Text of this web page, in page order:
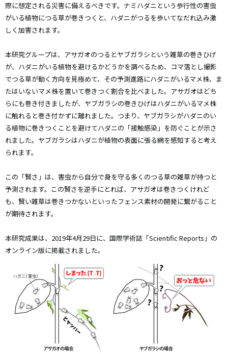
際に想定される災害に備えるべきです。ナミハダニという歩行性の害虫
がいる植物につる草が巻きつくと、ハダニがつるを歩いてなだれ込み激
しく加害されます。
本研究グループは、アサガオのつるとヤブガラシという雑草の巻きひげ
が、ハダニがいる植物を避けるかどうかを調べるため、コマ落とし撮影
でつる草が動く方向を見極めて、その予測進路にハダニがいるマメ株、ま
たはいないマメ株を置いて巻きつく割合を比べました。アサガオはどち
らにも巻き付きましたが、ヤブガラシの巻きひげはハダニがいるマメ株
に触れると巻き付かずに離れました。つまり、ヤブガラシがハダニのい
る植物に巻きつくことを避けてハダニの「接触感染」を防ぐことが示さ
れました。ヤブガラシはハダニが植物の表面に張る網を感知すると考え
られます。
この「賢さ」は、害虫から自分で身を守る多くのつる草の雑草が持つと
予測されます。この賢さを逆手にとれば、アサガオは巻きつくけれど
も、賢い雑草は巻きつかないといったフェンス素材の開発に繋がること
が期待されます。
本研究成果は、2019年4月29日に、国際学術誌「Scientific Reports」の
オンライン版に掲載されました。